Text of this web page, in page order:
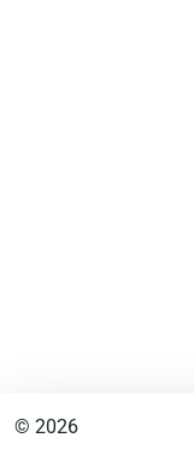
© 2026